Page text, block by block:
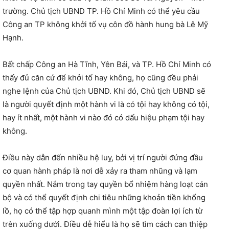
trường. Chủ tịch UBND TP. Hồ Chí Minh có thể yêu cầu
Công an TP không khởi tố vụ côn đồ hành hung bà Lê Mỹ
Hạnh.
Bất chấp Công an Hà Tĩnh, Yên Bái, và TP. Hồ Chí Minh có
thấy đủ căn cứ để khởi tố hay không, họ cũng đều phải
nghe lệnh của Chủ tịch UBND. Khi đó, Chủ tịch UBND sẽ
là người quyết định một hành vi là có tội hay không có tội,
hay ít nhất, một hành vi nào đó có dấu hiệu phạm tội hay
không.
Điều này dẫn đến nhiều hệ luỵ, bởi vị trí người đứng đầu
cơ quan hành pháp là nơi dễ xảy ra tham nhũng và lạm
quyền nhất. Nắm trong tay quyền bổ nhiệm hàng loạt cán
bộ và có thể quyết định chi tiêu những khoản tiền khổng
lồ, họ có thể tập hợp quanh mình một tập đoàn lợi ích từ
trên xuống dưới. Điều dễ hiểu là họ sẽ tìm cách can thiệp